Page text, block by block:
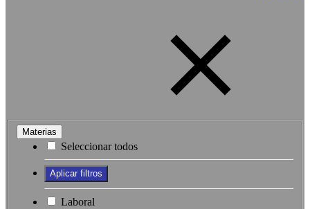
Materias
Seleccionar todos
Laboral